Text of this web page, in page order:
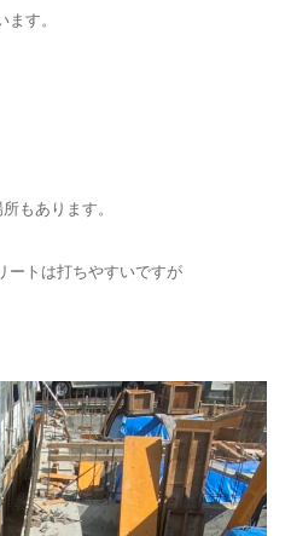
す。
もあります。
ートは打ちやすいですが